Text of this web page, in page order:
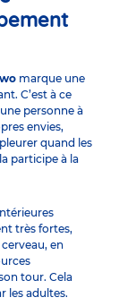
marque une
C’est à ce
personne à
envies,
quand les
participe à la
très fortes,
en
tour. Cela
les adultes.